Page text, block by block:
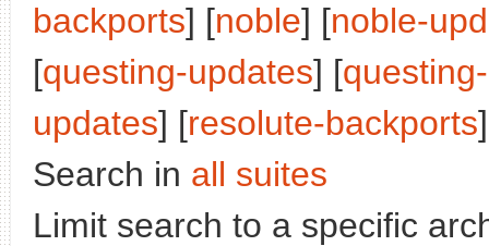
backports] [noble] [noble-
[questing-updates] [
updates] [resolute-backports
Search in all suites
Limit search to a specific